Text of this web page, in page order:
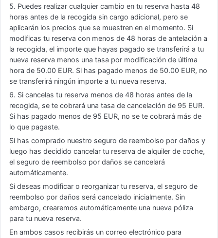
5. Puedes realizar cualquier cambio en tu reserva hasta 48
horas antes de la recogida sin cargo adicional, pero se
aplicarán los precios que se muestren en el momento. Si
modificas tu reserva con menos de 48 horas de antelación a
la recogida, el importe que hayas pagado se transferirá a tu
nueva reserva menos una tasa por modificación de última
hora de 50.00 EUR. Si has pagado menos de 50.00 EUR, no
se transferirá ningún importe a tu nueva reserva.
6. Si cancelas tu reserva menos de 48 horas antes de la
recogida, se te cobrará una tasa de cancelación de 95 EUR.
Si has pagado menos de 95 EUR, no se te cobrará más de
lo que pagaste.
Si has comprado nuestro seguro de reembolso por daños y
luego has decidido cancelar tu reserva de alquiler de coche,
el seguro de reembolso por daños se cancelará
automáticamente.
Si deseas modificar o reorganizar tu reserva, el seguro de
reembolso por daños será cancelado inicialmente. Sin
embargo, crearemos automáticamente una nueva póliza
para tu nueva reserva.
En ambos casos recibirás un correo electrónico para